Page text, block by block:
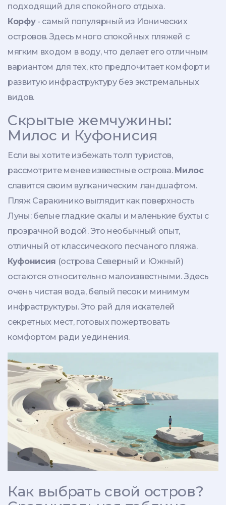
подходящий для спокойного отдыха.
Корфу- самый популярный из Ионических
островов. Здесь много спокойных пляжей с
мягким входом в воду, что делает его отличным
вариантом для тех, кто предпочитает комфорт и
развитую инфраструктуру без экстремальных
видов.
Скрытые жемчужины:
Милос и Куфонисия
Если вы хотите избежать толп туристов,
рассмотрите менее известные острова. Милос
славится своим вулканическим ландшафтом.
Пляж Саракинико выглядит как поверхность
Луны: белые гладкие скалы и маленькие бухты с
прозрачной водой. Это необычный опыт,
отличный от классического песчаного пляжа.
Куфонисия (острова Северный и Южный)
остаются относительно малоизвестными. Здесь
очень чистая вода, белый песок и минимум
инфраструктуры. Это рай для искателей
секретных мест, готовых пожертвовать
комфортом ради уединения.
Как выбрать свой остров?